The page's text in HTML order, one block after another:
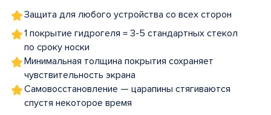
Защита для любого устройства со всех сторон
1 покрытие гидрогеля = 3-5 стандартных стекол
по сроку носки
Минимальная толщина покрытия сохраняет
чувствительность экрана
Самовосстановление — царапины стягиваются
спустя некоторое время